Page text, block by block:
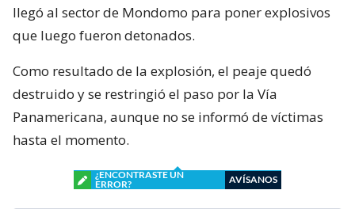
llegó al sector de Mondomo para poner explosivos
que luego fueron detonados.
Como resultado de la explosión, el peaje quedó
destruido y se restringió el paso por la Vía
Panamericana, aunque no se informó de víctimas
hasta el momento.
¿ENCONTRASTE UN
ERROR?
AVÍSANOS